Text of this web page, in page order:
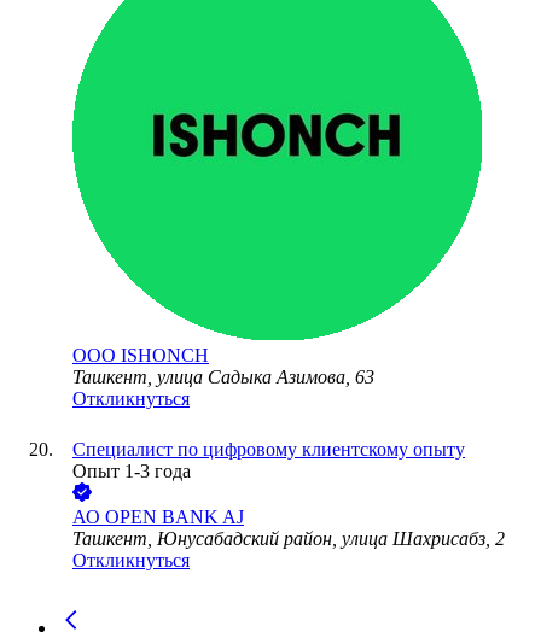
ООО ISHONCH
Ташкент, улица Садыка Азимова, 63
Откликнуться
Специалист по цифровому клиентскому опыту
Опыт 1-3 года
АО OPEN BANK AJ
Ташкент, Юнусабадский район, улица Шахрисабз, 2
Откликнуться